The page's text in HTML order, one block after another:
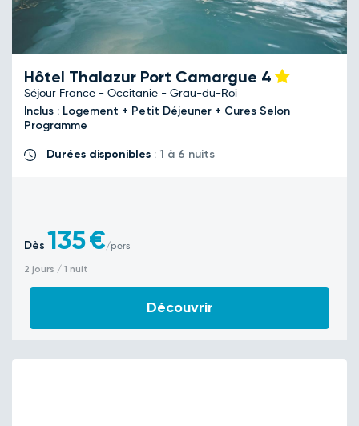
Hôtel Thalazur Port Camargue 4
Séjour France - Occitanie - Grau-du-Roi
Inclus : Logement + Petit Déjeuner + Cures Selon
Programme
Durées disponibles : 1 à 6 nuits
Dès 135€/pers
2 jours / 1 nuit
Découvrir